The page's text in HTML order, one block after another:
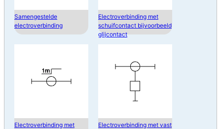
Samengestelde
electroverbinding
Electroverbinding met
schuifcontact bijvoorbeeld
glijcontact
Electroverbinding met
Electroverbinding met vast